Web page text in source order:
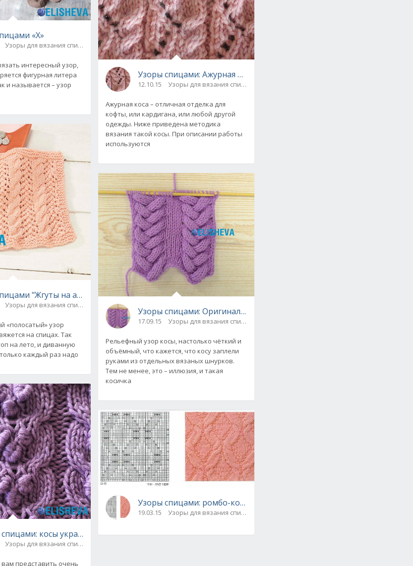
видео и схемой
«Х»
Узоры для вязания спицами
интересный узор,
фигурная литера
и называется – узор
"Жгуты на ажуре": схема вязания
Узоры для вязания спицами
«полосатый» узор
на спицах. Так
на лето, и диванную
каждый раз надо
косы украшенные объёмными шишечками
Узоры для вязания спицами
представить очень
Узоры спицами: Ажурная коса – как связать красивый узор
12.10.15 Узоры для вязания спицами
Ажурная коса – отличная отделка для
кофты, или кардигана, или любой другой
одежды. Ниже приведена методика
вязания такой косы. При описании работы
используются
Узоры спицами: Оригинальные объемные косы в стиле Лало
17.09.15 Узоры для вязания спицами
Рельефный узор косы, настолько чёткий и
объёмный, что кажется, что косу заплели
руками из отдельных вязаных шнурков.
Тем не менее, это – иллюзия, и такая
косичка
Узоры спицами: ромбо-косы. Схема
19.03.15 Узоры для вязания спицами